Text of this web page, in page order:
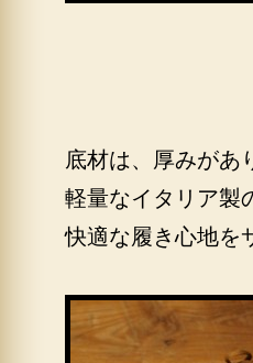
底材は、厚みがあ
軽量なイタリア製
快適な履き心地を